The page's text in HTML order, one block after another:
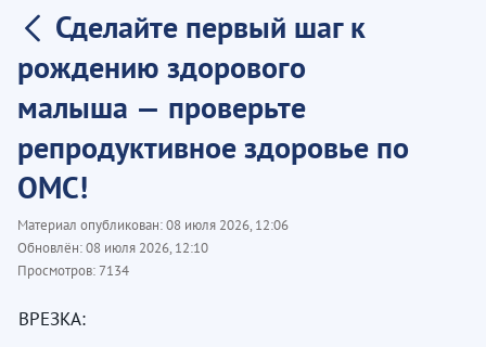
Сделайте первый шаг к
рождению здорового
малыша — проверьте
репродуктивное здоровье по
ОМС!
Материал опубликован:08 июля 2026, 12:06
Обновлён:08 июля 2026, 12:10
Просмотров:7134
ВРЕЗКА: